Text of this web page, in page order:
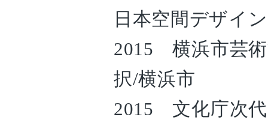
日本空間デザイ
2015 横浜市芸
択/横浜市
2015 文化庁次